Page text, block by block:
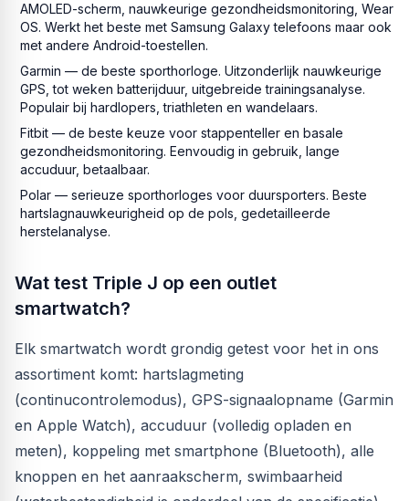
AMOLED-scherm, nauwkeurige gezondheidsmonitoring, Wear
OS. Werkt het beste met Samsung Galaxy telefoons maar ook
met andere Android-toestellen.
Garmin — de beste sporthorloge. Uitzonderlijk nauwkeurige
GPS, tot weken batterijduur, uitgebreide trainingsanalyse.
Populair bij hardlopers, triathleten en wandelaars.
Fitbit — de beste keuze voor stappenteller en basale
gezondheidsmonitoring. Eenvoudig in gebruik, lange
accuduur, betaalbaar.
Polar — serieuze sporthorloges voor duursporters. Beste
hartslagnauwkeurigheid op de pols, gedetailleerde
herstelanalyse.
Wat test Triple J op een outlet
smartwatch?
Elk smartwatch wordt grondig getest voor het in ons
assortiment komt: hartslagmeting
(continucontrolemodus), GPS-signaalopname (Garmin
en Apple Watch), accuduur (volledig opladen en
meten), koppeling met smartphone (Bluetooth), alle
knoppen en het aanraakscherm, swimbaarheid